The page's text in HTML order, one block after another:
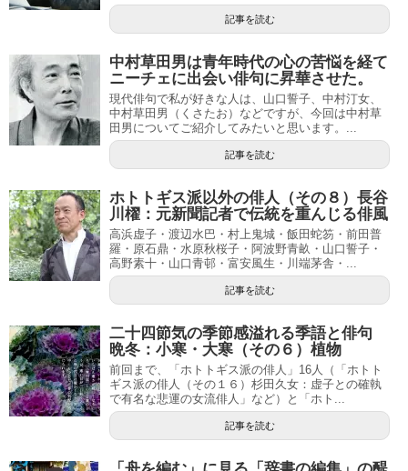
記事を読む
中村草田男は青年時代の心の苦悩を経て
ニーチェに出会い俳句に昇華させた。
現代俳句で私が好きな人は、山口誓子、中村汀女、
中村草田男（くさたお）などですが、今回は中村草
田男についてご紹介してみたいと思います。...
記事を読む
ホトトギス派以外の俳人（その８）長谷
川櫂：元新聞記者で伝統を重んじる俳風
高浜虚子・渡辺水巴・村上鬼城・飯田蛇笏・前田普
羅・原石鼎・水原秋桜子・阿波野青畝・山口誓子・
高野素十・山口青邨・富安風生・川端茅舎・...
記事を読む
二十四節気の季節感溢れる季語と俳句
晩冬：小寒・大寒（その６）植物
前回まで、「ホトトギス派の俳人」16人（「ホトト
ギス派の俳人（その１６）杉田久女：虚子との確執
で有名な悲運の女流俳人」など）と「ホト...
記事を読む